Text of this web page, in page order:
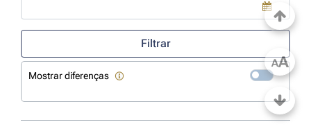
Use a tecla de seta para baixo para abrir o calendário; Use as
Filtrar
Mostrar diferenças
AA